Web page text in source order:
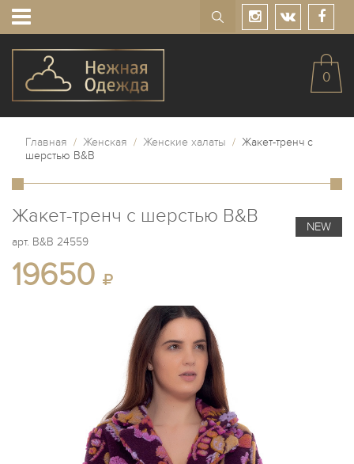
0
Главная / Женская / Женские халаты / Жакет-тренч с
шерстью B&B
NEW
Жакет-тренч с шерстью B&B
арт. B&B 24559
19650